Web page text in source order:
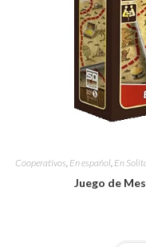
Cooperativos, En español, En
Juego de